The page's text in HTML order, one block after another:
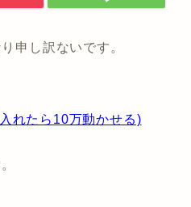
申し訳ないです。
れたら10万動かせる)